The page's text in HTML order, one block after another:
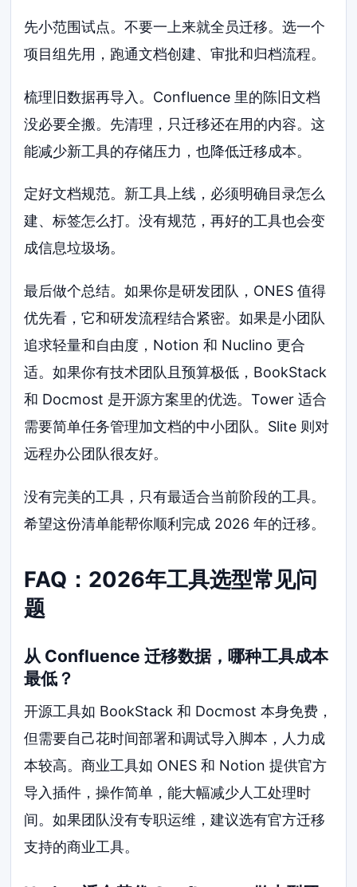
先小范围试点。不要一上来就全员迁移。选一个
项目组先用，跑通文档创建、审批和归档流程。
梳理旧数据再导入。Confluence 里的陈旧文档
没必要全搬。先清理，只迁移还在用的内容。这
能减少新工具的存储压力，也降低迁移成本。
定好文档规范。新工具上线，必须明确目录怎么
建、标签怎么打。没有规范，再好的工具也会变
成信息垃圾场。
最后做个总结。如果你是研发团队，ONES 值得
优先看，它和研发流程结合紧密。如果是小团队
追求轻量和自由度，Notion 和 Nuclino 更合
适。如果你有技术团队且预算极低，BookStack
和 Docmost 是开源方案里的优选。Tower 适合
需要简单任务管理加文档的中小团队。Slite 则对
远程办公团队很友好。
没有完美的工具，只有最适合当前阶段的工具。
希望这份清单能帮你顺利完成 2026 年的迁移。
FAQ：2026年工具选型常见问
题
从 Confluence 迁移数据，哪种工具成本
最低？
开源工具如 BookStack 和 Docmost 本身免费，
但需要自己花时间部署和调试导入脚本，人力成
本较高。商业工具如 ONES 和 Notion 提供官方
导入插件，操作简单，能大幅减少人工处理时
间。如果团队没有专职运维，建议选有官方迁移
支持的商业工具。